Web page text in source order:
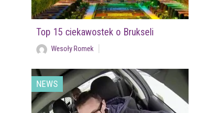
Top 15 ciekawostek o Brukseli
Wesoły Romek
NEWS